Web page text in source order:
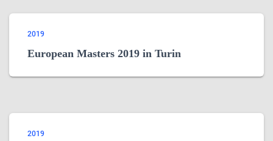
2019
European Masters 2019 in Turin
2019